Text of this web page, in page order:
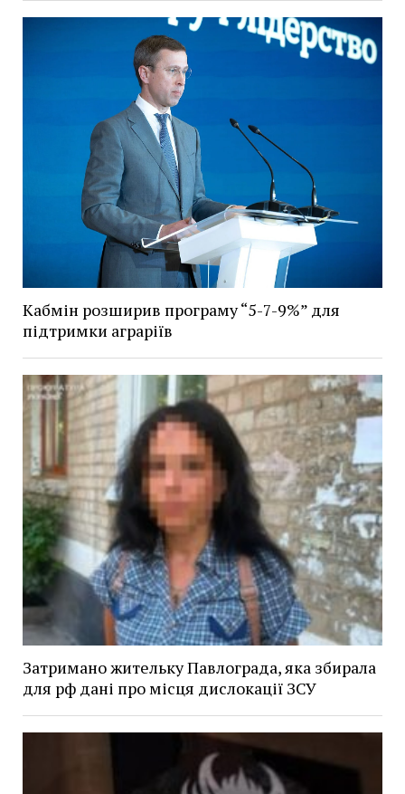
Кабмін розширив програму “5-7-9%” для
підтримки аграріїв
Затримано жительку Павлограда, яка збирала
для рф дані про місця дислокації ЗСУ